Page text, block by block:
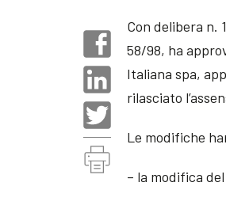
Con delibera n.
58/98, ha
Italiana spa,
rilasciato
Le modifiche
– la modifica